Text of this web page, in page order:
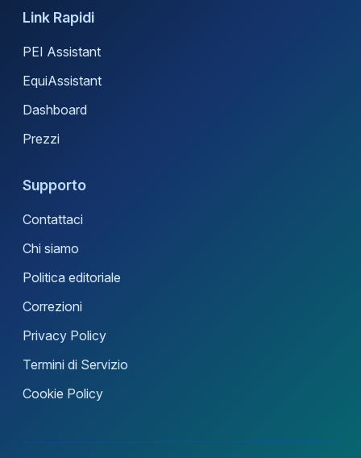
Link Rapidi
PEI Assistant
EquiAssistant
Dashboard
Prezzi
Supporto
Contattaci
Chi siamo
Politica editoriale
Correzioni
Privacy Policy
Termini di Servizio
Cookie Policy